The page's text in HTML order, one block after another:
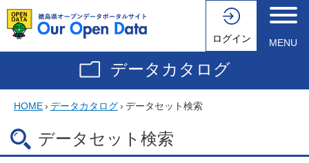
ログイン MENU
データカタログ
HOME› データカタログ› データセット検索
データセット検索